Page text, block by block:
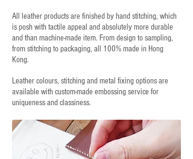
All leather products are finished by hand stitching, which
is posh with tactile appeal and absolutely more durable
and than machine-made item. From design to sampling,
from stitching to packaging, all 100% made in Hong
Kong.
Leather colours, stitching and metal fixing options are
available with custom-made embossing service for
uniqueness and classiness.